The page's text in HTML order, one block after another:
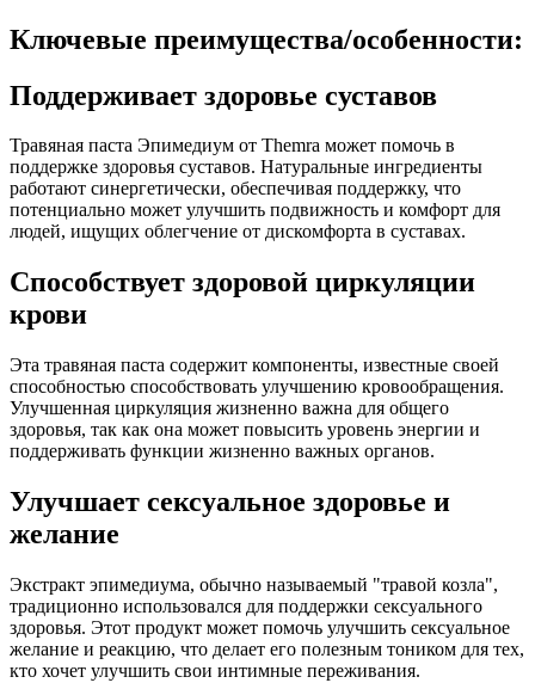
Ключевые преимущества/особенности:
Поддерживает здоровье суставов
Травяная паста Эпимедиум от Themra может помочь в
поддержке здоровья суставов. Натуральные ингредиенты
работают синергетически, обеспечивая поддержку, что
потенциально может улучшить подвижность и комфорт для
людей, ищущих облегчение от дискомфорта в суставах.
Способствует здоровой циркуляции
крови
Эта травяная паста содержит компоненты, известные своей
способностью способствовать улучшению кровообращения.
Улучшенная циркуляция жизненно важна для общего
здоровья, так как она может повысить уровень энергии и
поддерживать функции жизненно важных органов.
Улучшает сексуальное здоровье и
желание
Экстракт эпимедиума, обычно называемый "травой козла",
традиционно использовался для поддержки сексуального
здоровья. Этот продукт может помочь улучшить сексуальное
желание и реакцию, что делает его полезным тоником для тех,
кто хочет улучшить свои интимные переживания.